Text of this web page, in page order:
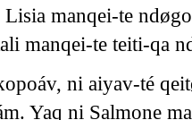
manqei-te
manqei-te teiti-qa
ni aiyav-té
Yaq ni Salmone